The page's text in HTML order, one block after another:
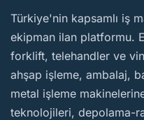
BirMakine
Türkiye'nin kapsamlı iş
ekipman ilan platformu.
forklift, telehandler ve
ahşap işleme, ambalaj,
metal işleme
teknolojileri, depolama-